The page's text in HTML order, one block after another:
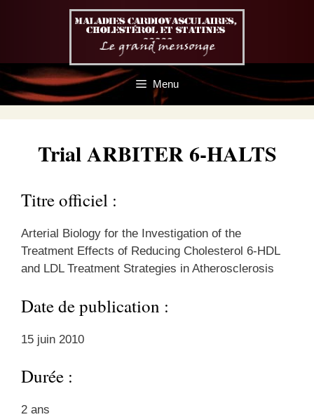
Menu
Trial ARBITER 6-HALTS
Titre officiel :
Arterial Biology for the Investigation of the
Treatment Effects of Reducing Cholesterol 6-HDL
and LDL Treatment Strategies in Atherosclerosis
Date de publication :
15 juin 2010
Durée :
2 ans